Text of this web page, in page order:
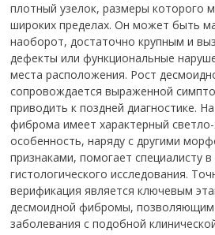
плотный узелок, размеры которого
широких пределах. Он может быть
наоборот, достаточно крупным и
дефекты или функциональные
места расположения. Рост
сопровождается выраженной
приводить к поздней диагностике.
фиброма имеет характерный
особенность, наряду с другими
признаками, помогает специалисту
гистологического исследования.
верификация является ключевым
десмоидной фибромы, позволяющим
заболевания с подобной